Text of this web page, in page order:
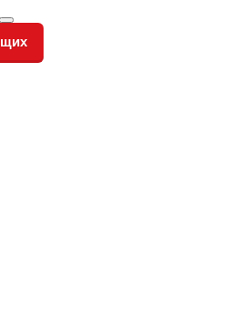
Search